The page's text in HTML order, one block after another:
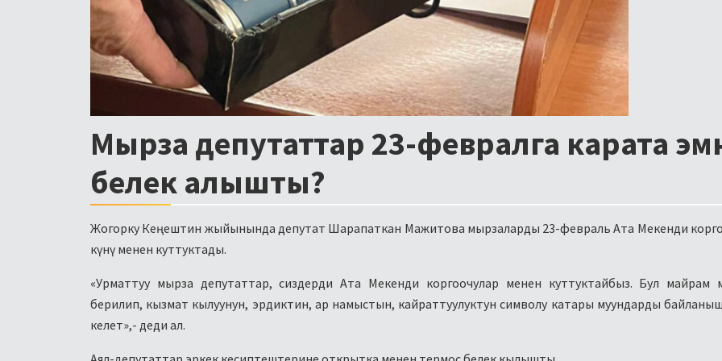
Мырза депутаттар 23-февралга карата
белек алышты?
Жогорку Кеңештин жыйынында депутат Шарапаткан Мажитова мырзаларды 23-февраль Ата Мекенди
күнү менен куттуктады.
«Урматтуу мырза депутаттар, сиздерди Ата Мекенди коргоочулар менен куттуктайбыз. Бул майрам
берилип, кызмат кылуунун, эрдиктин, ар намыстын, кайраттуулуктун символу катары муундарды
келет»,- деди ал.